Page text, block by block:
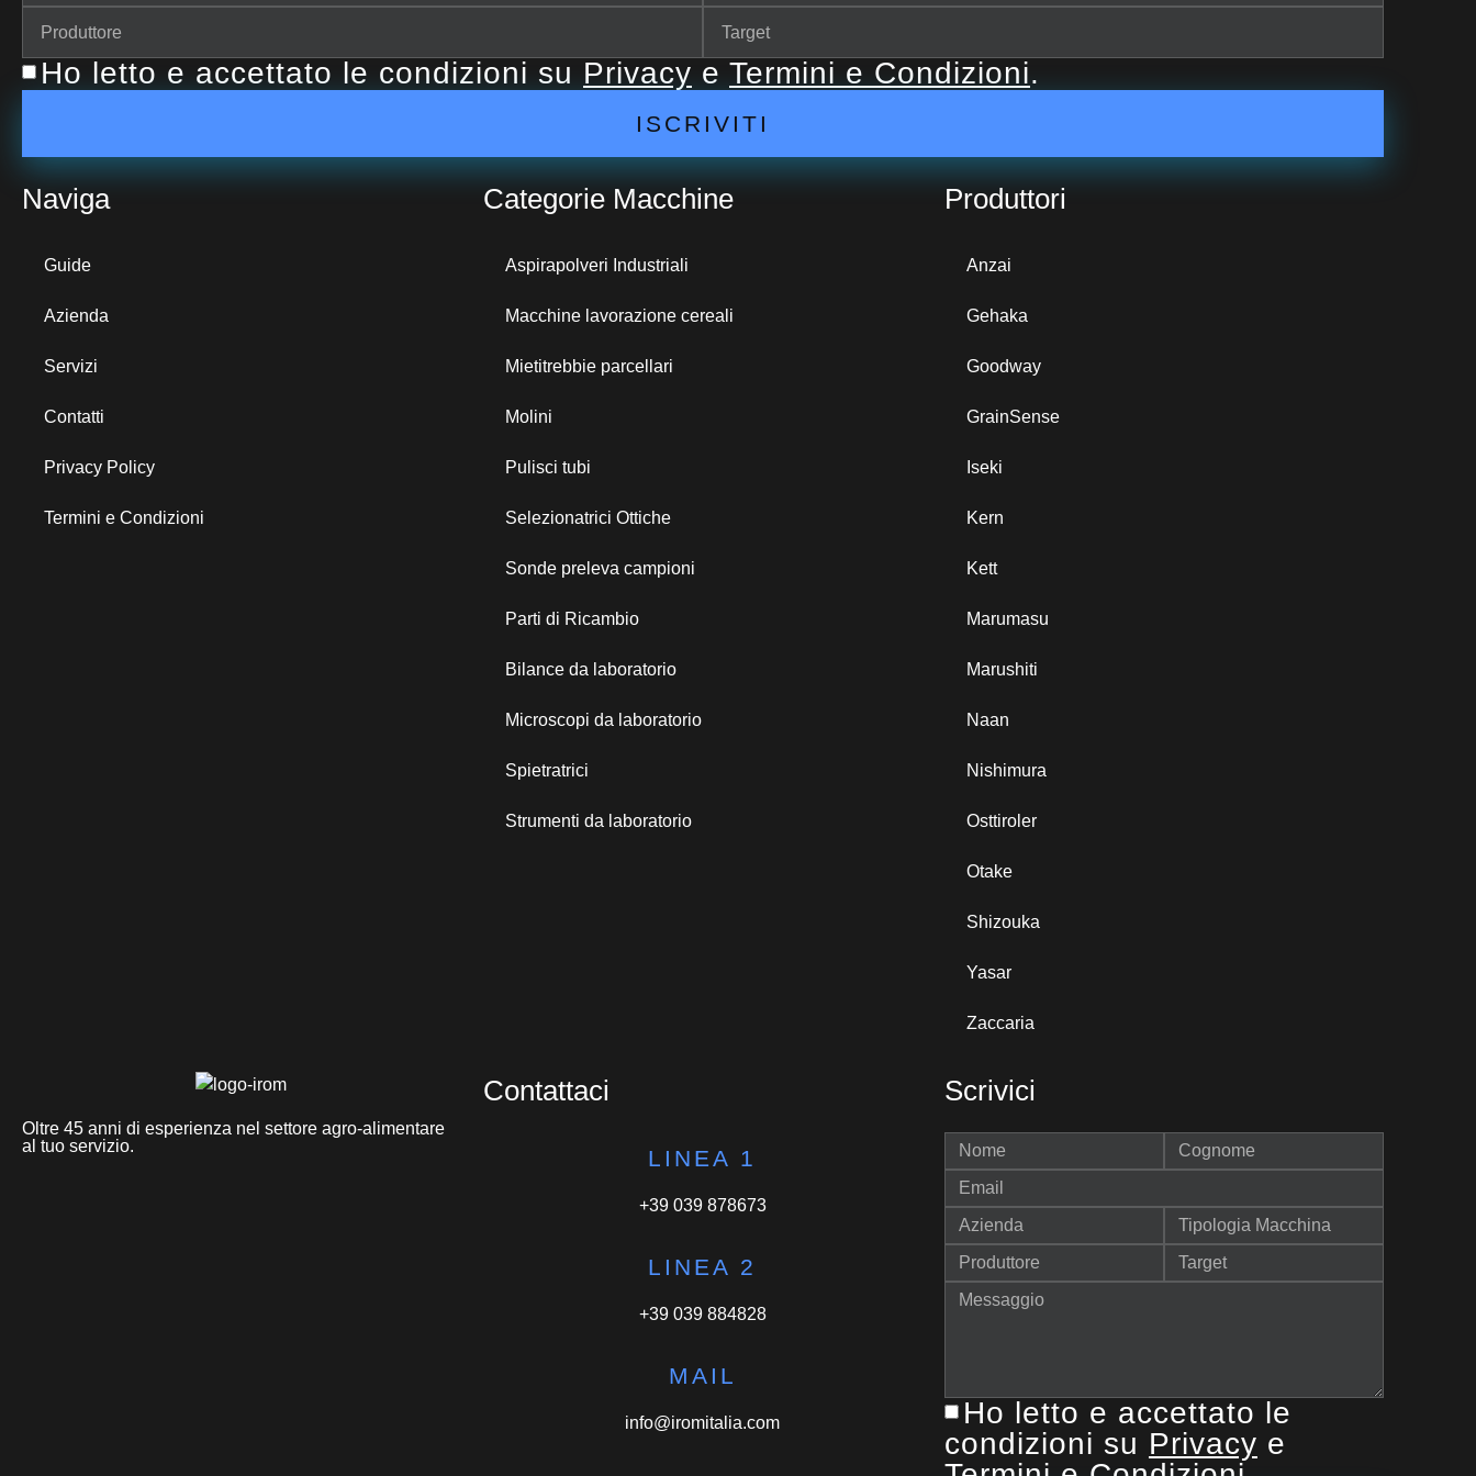
Ho letto e accettato le condizioni su Privacy e Termini e Condizioni.
ISCRIVITI
Naviga
Guide
Azienda
Servizi
Contatti
Privacy Policy
Termini e Condizioni
Categorie Macchine
Aspirapolveri Industriali
Macchine lavorazione cereali
Mietitrebbie parcellari
Molini
Pulisci tubi
Selezionatrici Ottiche
Sonde preleva campioni
Parti di Ricambio
Bilance da laboratorio
Microscopi da laboratorio
Spietratrici
Strumenti da laboratorio
Produttori
Anzai
Gehaka
Goodway
GrainSense
Iseki
Kern
Kett
Marumasu
Marushiti
Naan
Nishimura
Osttiroler
Otake
Shizouka
Yasar
Zaccaria
Oltre 45 anni di esperienza nel settore agro-alimentare
al tuo servizio.
Contattaci
LINEA 1
+39 039 878673
LINEA 2
+39 039 884828
MAIL
info@iromitalia.com
Scrivici
Ho letto e accettato le
condizioni su Privacy e